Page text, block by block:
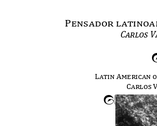
Pensador
Carlos
Latin American
Carlos
m